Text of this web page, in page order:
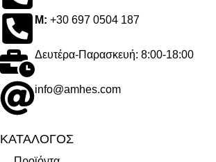
M: +30 697 0504 187
Δευτέρα-Παρασκευή: 8:00-18:00
info@amhes.com
ΚΑΤΑΛΟΓΟΣ